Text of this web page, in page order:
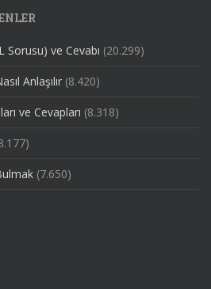
Sorusu) ve Cevabı (20.299)
Anlaşılır (8.420)
ve Cevapları (8.318)
(7.650)